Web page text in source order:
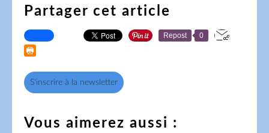
Partager cet article
Repost 0
S'inscrire à la newsletter
Vous aimerez aussi :